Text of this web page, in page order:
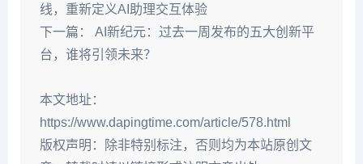
线，重新定义AI助理交互体验
下一篇： AI新纪元：过去一周发布的五大创新平
台，谁将引领未来？
本文地址：
https://www.dapingtime.com/article/578.html
版权声明：
除非特别标注，否则均为本站原创文